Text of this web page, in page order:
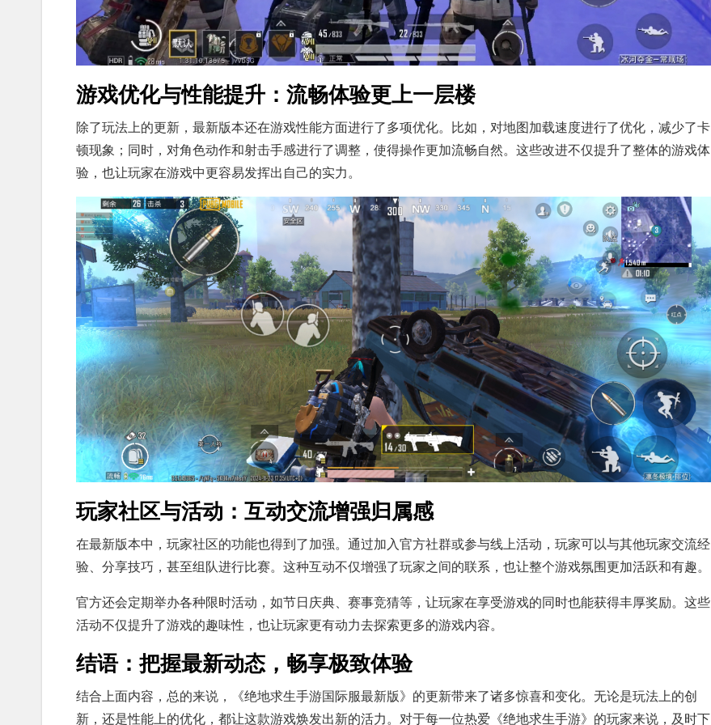
游戏优化与性能提升：流畅体验更上一层楼
除了玩法上的更新，最新版本还在游戏性能方面进行了多项优化。比如，对地图加载速度进行了优化，减少了卡
顿现象；同时，对角色动作和射击手感进行了调整，使得操作更加流畅自然。这些改进不仅提升了整体的游戏体
验，也让玩家在游戏中更容易发挥出自己的实力。
玩家社区与活动：互动交流增强归属感
在最新版本中，玩家社区的功能也得到了加强。通过加入官方社群或参与线上活动，玩家可以与其他玩家交流经
验、分享技巧，甚至组队进行比赛。这种互动不仅增强了玩家之间的联系，也让整个游戏氛围更加活跃和有趣。
官方还会定期举办各种限时活动，如节日庆典、赛事竞猜等，让玩家在享受游戏的同时也能获得丰厚奖励。这些
活动不仅提升了游戏的趣味性，也让玩家更有动力去探索更多的游戏内容。
结语：把握最新动态，畅享极致体验
结合上面内容，总的来说，《绝地求生手游国际服最新版》的更新带来了诸多惊喜和变化。无论是玩法上的创
新，还是性能上的优化，都让这款游戏焕发出新的活力。对于每一位热爱《绝地求生手游》的玩家来说，及时下